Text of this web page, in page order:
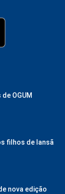
OGUM
filhos de Iansã
nova edição